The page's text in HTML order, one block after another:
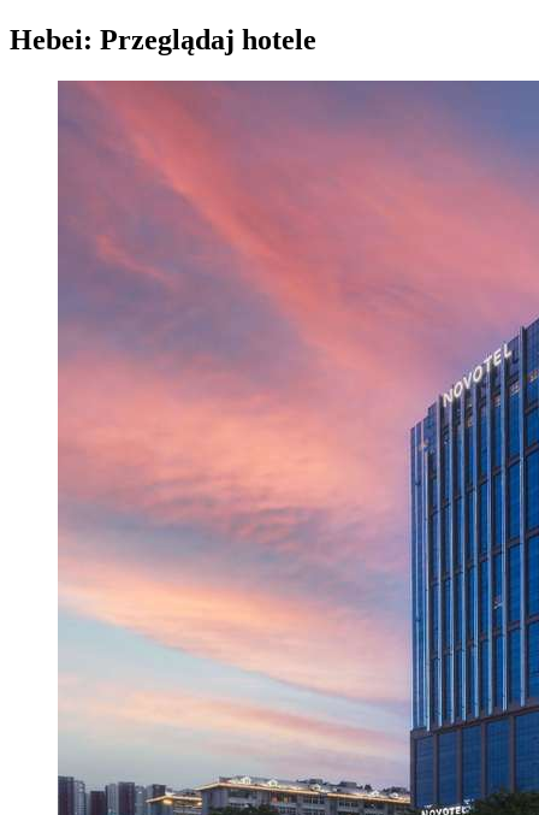
Hebei: Przeglądaj hotele